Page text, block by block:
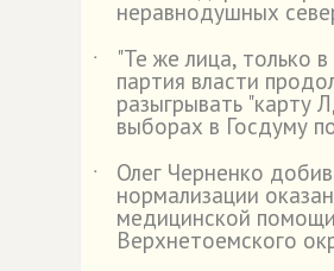
неравнодушных
˙
"Те же лица, только
партия власти
разыгрывать "карту
выборах в Госдуму
˙
Олег Черненко
нормализации
медицинской
Верхнетоемского